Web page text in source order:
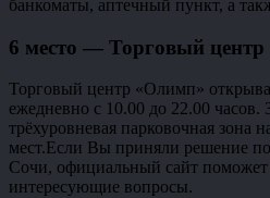
банкоматы, аптечный пункт, а
6 место — Торговый
Торговый центр «Олимп»
ежедневно с 10.00 до 22.00 часов.
трёхуровневая парковочная зона
мест.Если Вы приняли решение
Сочи, официальный сайт поможет
интересующие вопросы.